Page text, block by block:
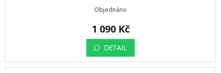
Objednáno
1 090 Kč
DETAIL